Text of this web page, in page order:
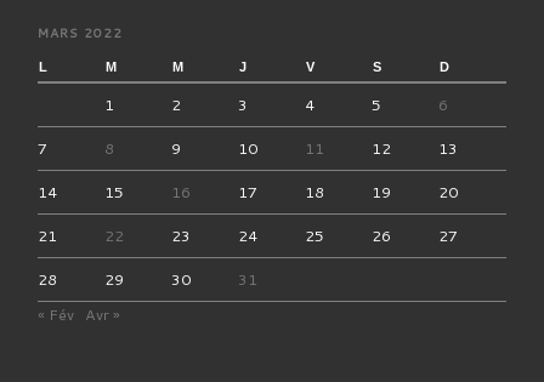
MARS 2022
L M M J V S D
1 2 3 4 5
6
7
8 9 10 11 12
13
14
15 16 17 18 19
20
21
22 23 24 25 26
27
28
29 30
31
« Fév Avr »